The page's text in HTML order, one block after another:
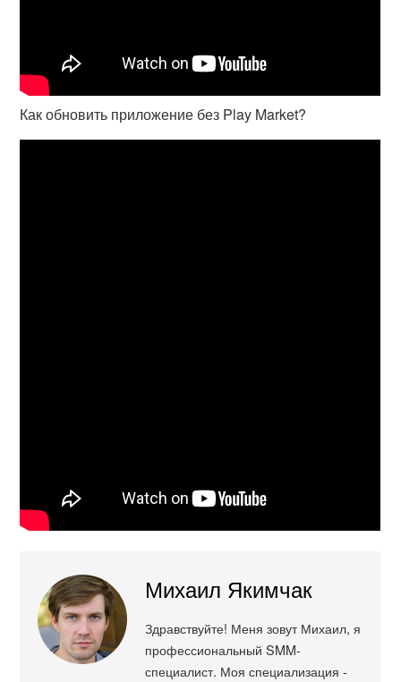
Как обновить приложение без Play Market?
Михаил Якимчак
Здравствуйте! Меня зовут Михаил, я
профессиональный SMM-
специалист. Моя специализация -